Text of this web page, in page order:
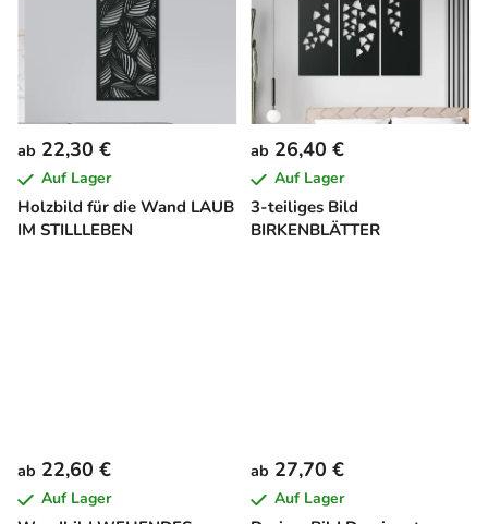
Holzbild für die Wand LAUB
IM STILLLEBEN
ab 22,30 €
Auf Lager
3-teiliges Bild
BIRKENBLÄTTER
ab 26,40 €
Auf Lager
ab 22,60 €
Auf Lager
ab 27,70 €
Auf Lager